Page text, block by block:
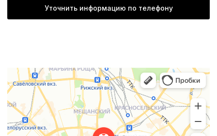
Уточнить информацию по телефону